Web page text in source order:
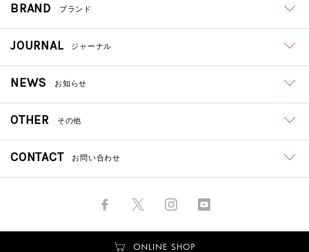
BRAND ブランド
JOURNAL ジャーナル
NEWS お知らせ
OTHER その他
CONTACT お問い合わせ